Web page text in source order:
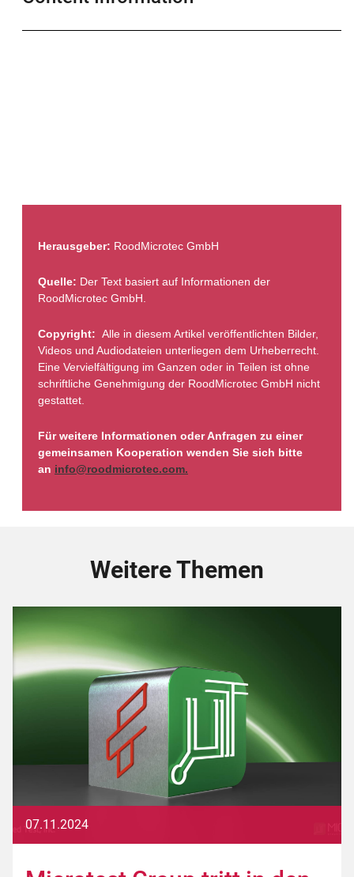
Herausgeber: RoodMicrotec GmbH
Quelle: Der Text basiert auf Informationen der
RoodMicrotec GmbH.
Copyright: Alle in diesem Artikel veröffentlichten Bilder,
Videos und Audiodateien unterliegen dem Urheberrecht.
Eine Vervielfältigung im Ganzen oder in Teilen ist ohne
schriftliche Genehmigung der RoodMicrotec GmbH nicht
gestattet.
Für weitere Informationen oder Anfragen zu einer
gemeinsamen Kooperation wenden Sie sich bitte
an info@roodmicrotec.com.
Weitere Themen
07.11.2024